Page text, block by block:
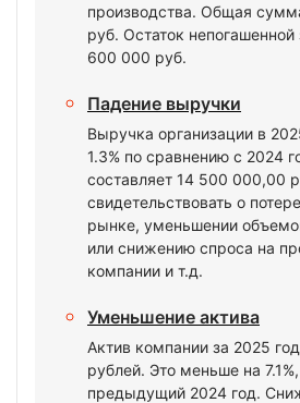
производства. Общая
руб. Остаток
600 000 руб.
Падение выручки
Выручка организации в
1.3% по сравнению с 2024
составляет 14 500 000,00
свидетельствовать о
рынке, уменьшении
или снижению спроса на
компании и т.д.
Уменьшение актива
Актив компании за 2025
рублей. Это меньше на
предыдущий 2024 год.